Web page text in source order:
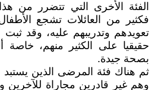
الفئة الأخرى التي تتضرر من
فكثير من العائلات تشجع
تعويدهم وتدريبهم عليه، وقد ثبت
حقيقيا على الكثير منهم، خاصة
بصحة جيدة.
ثم هناك فئة المرضى الذين
وهم غير قادرين مجاراة